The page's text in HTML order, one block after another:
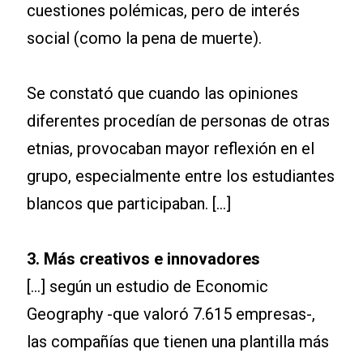
cuestiones polémicas, pero de interés
social (como la pena de muerte).
Se constató que cuando las opiniones
diferentes procedían de personas de otras
etnias, provocaban mayor reflexión en el
grupo, especialmente entre los estudiantes
blancos que participaban. […]
3. Más creativos e innovadores
[…] según un estudio de Economic
Geography -que valoró 7.615 empresas-,
las compañías que tienen una plantilla más